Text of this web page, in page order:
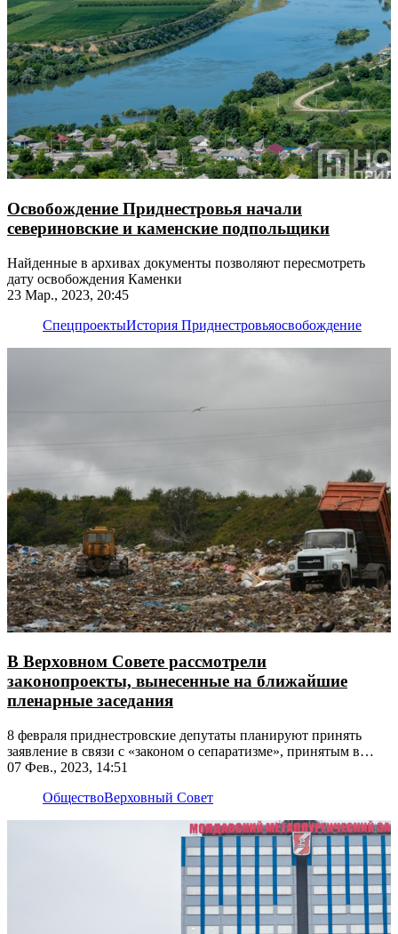
Освобождение Приднестровья начали
севериновские и каменские подпольщики
Найденные в архивах документы позволяют пересмотреть
дату освобождения Каменки
23 Мар., 2023, 20:45
СпецпроектыИстория Приднестровьяосвобождение
В Верховном Совете рассмотрели
законопроекты, вынесенные на ближайшие
пленарные заседания
8 февраля приднестровские депутаты планируют принять
заявление в связи с «законом о сепаратизме», принятым в
Молдове
07 Фев., 2023, 14:51
ОбществоВерховный Совет